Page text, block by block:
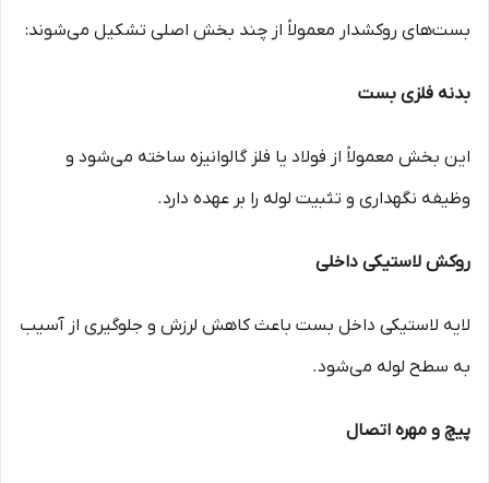
بست‌های روکشدار معمولاً از چند بخش اصلی تشکیل می‌شوند:
بدنه فلزی بست
این بخش معمولاً از فولاد یا فلز گالوانیزه ساخته می‌شود و
وظیفه نگهداری و تثبیت لوله را بر عهده دارد.
روکش لاستیکی داخلی
لایه لاستیکی داخل بست باعث کاهش لرزش و جلوگیری از آسیب
به سطح لوله می‌شود.
پیچ و مهره اتصال